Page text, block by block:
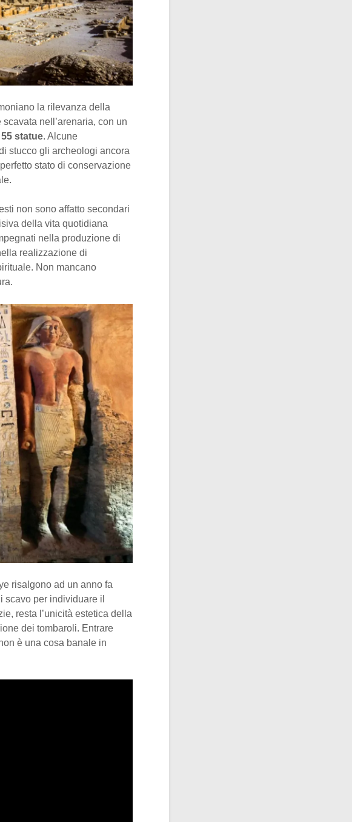
la rilevanza della
nell’arenaria, con un
55 statue. Alcune
stucco gli archeologi ancora
stato di conservazione
non sono affatto secondari
della vita quotidiana
nella produzione di
realizzazione di
Non mancano
risalgono ad un anno fa
scavo per individuare il
resta l’unicità estetica della
dei tombaroli. Entrare
è una cosa banale in